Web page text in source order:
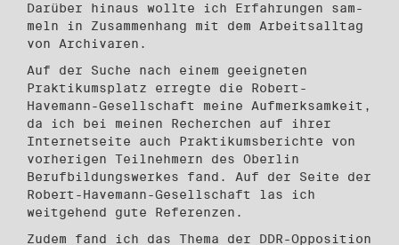
Darüber hinaus wollte ich Erfahrungen sam­
meln in Zusammenhang mit dem Arbeitsalltag
von Archivaren.
Auf der Suche nach einem geeigneten
Praktikumsplatz erregte die Robert-
Havemann-Gesellschaft meine Aufmerksamkeit,
da ich bei meinen Recherchen auf ihrer
Internetseite auch Praktikumsberichte von
vorherigen Teilnehmern des Oberlin
Berufbildungswerkes fand. Auf der Seite der
Robert-Havemann-Gesellschaft las ich
weitgehend gute Referenzen.
Zudem fand ich das Thema der DDR-Opposition